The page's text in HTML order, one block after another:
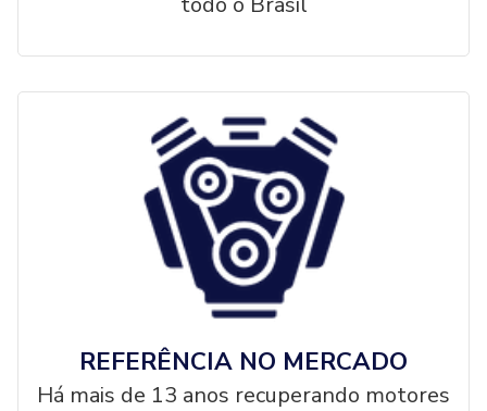
REFERÊNCIA NO MERCADO
Há mais de 13 anos recuperando motores